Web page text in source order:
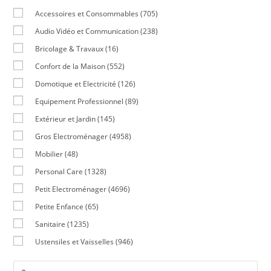
Accessoires et Consommables (705)
Audio Vidéo et Communication (238)
Bricolage & Travaux (16)
Confort de la Maison (552)
Domotique et Electricité (126)
Equipement Professionnel (89)
Extérieur et Jardin (145)
Gros Electroménager (4958)
Mobilier (48)
Personal Care (1328)
Petit Electroménager (4696)
Petite Enfance (65)
Sanitaire (1235)
Ustensiles et Vaisselles (946)